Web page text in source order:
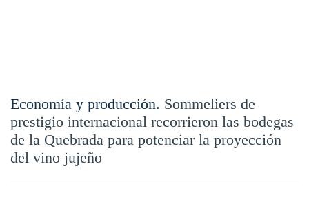
Economía y producción. Sommeliers de
prestigio internacional recorrieron las bodegas
de la Quebrada para potenciar la proyección
del vino jujeño